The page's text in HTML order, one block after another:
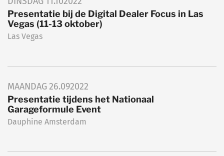
Presentatie bij de Digital Dealer Focus in Las
Vegas (11-13 oktober)
Las Vegas
MAANDAG26.092022
Presentatie tijdens het Nationaal
Garageformule Event
Dauphine Amsterdam